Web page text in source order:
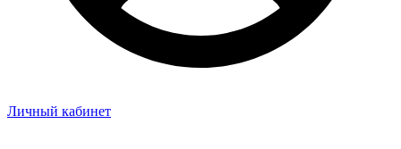
Личный кабинет